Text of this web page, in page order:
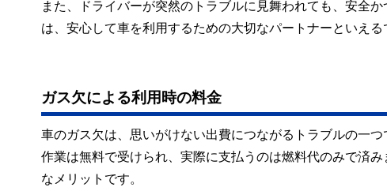
また、ドライバーが突然のトラブルに見舞われても、安全
は、安心して車を利用するための大切なパートナーといえる
ガス欠による利用時の料金
車のガス欠は、思いがけない出費につながるトラブルの一
作業は無料で受けられ、実際に支払うのは燃料代のみで済
なメリットです。